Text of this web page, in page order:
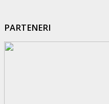
PARTENERI